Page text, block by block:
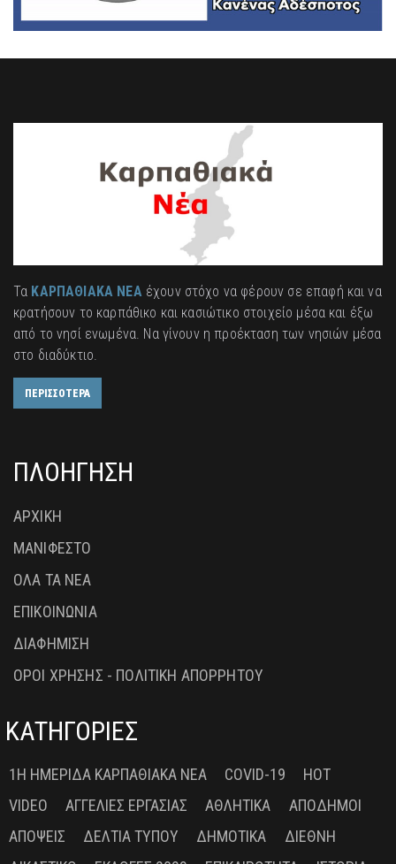
Τα ΚΑΡΠΑΘΙΑΚΑ ΝΕΑέχουν στόχο να φέρουν σε επαφή και να
κρατήσουν το καρπάθικο και κασιώτικο στοιχείο μέσα και έξω
από το νησί ενωμένα. Να γίνουν η προέκταση των νησιών μέσα
στο διαδύκτιο.
ΠΕΡΙΣΣΟΤΕΡΑ
ΠΛΟΗΓΗΣΗ
ΑΡΧΙΚΗ
ΜΑΝΙΦΕΣΤΟ
ΟΛΑ ΤΑ ΝΕΑ
ΕΠΙΚΟΙΝΩΝΙΑ
ΔΙΑΦΗΜΙΣΗ
ΟΡΟΙ ΧΡΗΣΗΣ - ΠΟΛΙΤΙΚΗ ΑΠΟΡΡΗΤΟΥ
ΚΑΤΗΓΟΡΙΕΣ
1Η ΗΜΕΡΊΔΑ ΚΑΡΠΑΘΙΑΚΆ ΝΈΑ COVID-19
HOT
VIDEO
ΑΓΓΕΛΊΕΣ ΕΡΓΑΣΊΑΣ ΑΘΛΗΤΙΚΆ
ΑΠΌΔΗΜΟΙ
ΑΠΌΨΕΙΣ
ΔΕΛΤΊΑ ΤΎΠΟΥ ΔΗΜΟΤΙΚΆ
ΔΙΕΘΝΉ